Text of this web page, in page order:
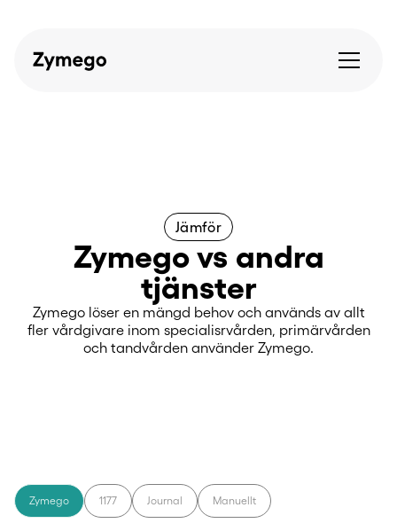
Jämför
Zymego vs andra
tjänster
Zymego löser en mängd behov och används av allt
fler vårdgivare inom specialisrvården, primärvården
och tandvården använder Zymego.
Zymego 1177 Journal Manuellt